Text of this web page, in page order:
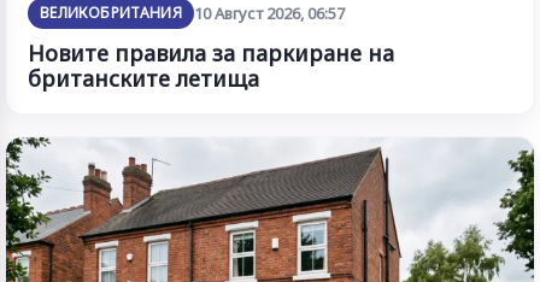
ВЕЛИКОБРИТАНИЯ 10 Август 2026, 06:57
Новите правила за паркиране на
британските летища